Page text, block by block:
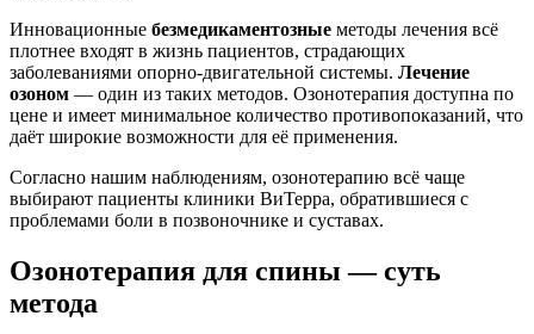
Инновационные безмедикаментозные методы лечения всё
плотнее входят в жизнь пациентов, страдающих
заболеваниями опорно-двигательной системы. Лечение
озоном — один из таких методов. Озонотерапия доступна по
цене и имеет минимальное количество противопоказаний, что
даёт широкие возможности для её применения.
Согласно нашим наблюдениям, озонотерапию всё чаще
выбирают пациенты клиники ВиТерра, обратившиеся с
проблемами боли в позвоночнике и суставах.
Озонотерапия для спины — суть
метода